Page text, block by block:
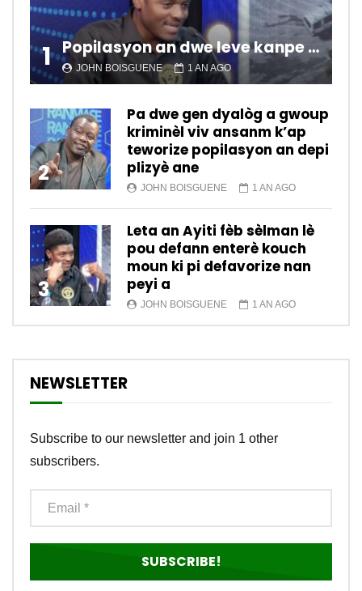
1 Popilasyon an dwe leve kanpe pou chanje sitiyasyon kawotik l’ap viv nan peyi a.
JOHN BOISGUENE 1 AN AGO
2
Pa dwe gen dyalòg a gwoup
kriminèl viv ansanm k’ap
teworize popilasyon an depi
plizyè ane
JOHN BOISGUENE 1 AN AGO
3
Leta an Ayiti fèb sèlman lè
pou defann enterè kouch
moun ki pi defavorize nan
peyi a
JOHN BOISGUENE 1 AN AGO
NEWSLETTER
Subscribe to our newsletter and join 1 other
subscribers.